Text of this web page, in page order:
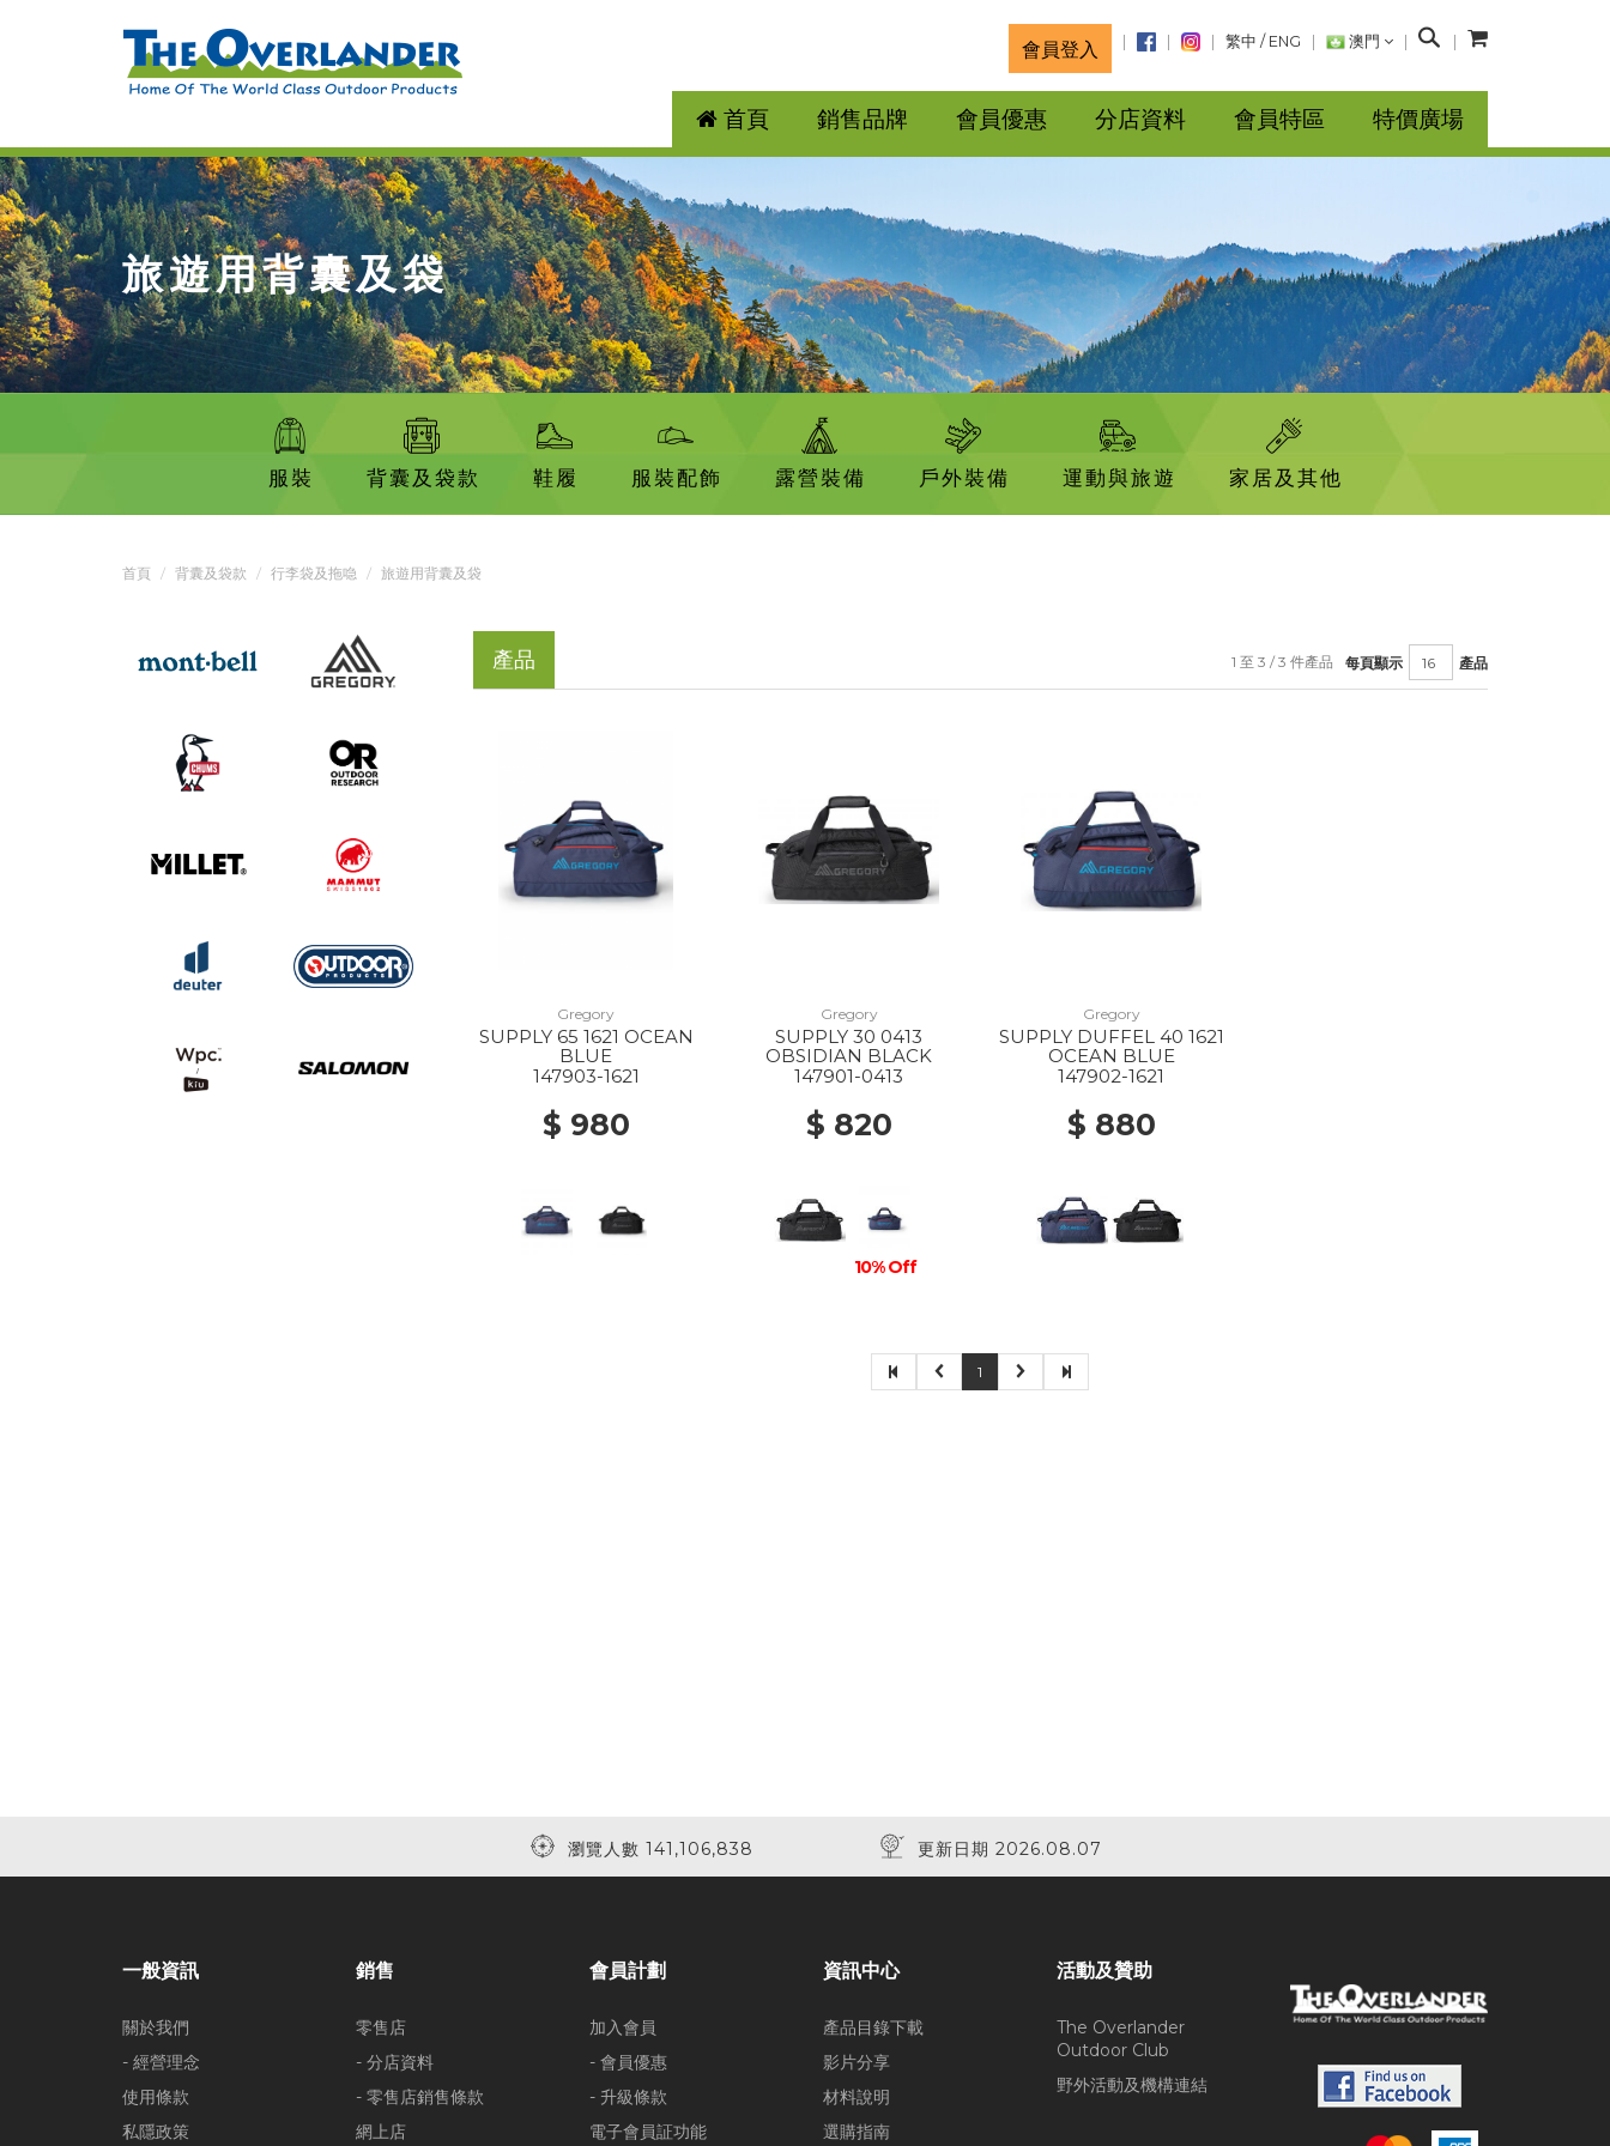
會員登入 繁中 / ENG 澳門
搜
首頁 銷售品牌 會員優惠 分店資料 會員特區 特價廣場
旅遊用背囊及袋
服裝 背囊及袋款 鞋履 服裝配飾 露營裝備 戶外裝備 運動與旅遊 家居及其他
首頁 背囊及袋款 行李袋及拖喼 旅遊用背囊及袋
產品 每頁顯示 產品
1 至 3 / 3 件產品
Gregory
SUPPLY 65 1621 OCEAN
BLUE
147903-1621
$ 980
Gregory
SUPPLY 30 0413
OBSIDIAN BLACK
147901-0413
$ 820
10% Off
Gregory
SUPPLY DUFFEL 40 1621
OCEAN BLUE
147902-1621
$ 880
1
瀏覽人數 141,106,838 更新日期 2026.08.07
一般資訊
關於我們
- 經營理念
使用條款
私隱政策
銷售
零售店
- 分店資料
- 零售店銷售條款
網上店
會員計劃
加入會員
- 會員優惠
- 升級條款
電子會員証功能
資訊中心
產品目錄下載
影片分享
材料說明
選購指南
活動及贊助
The Overlander
Outdoor Club
野外活動及機構連結